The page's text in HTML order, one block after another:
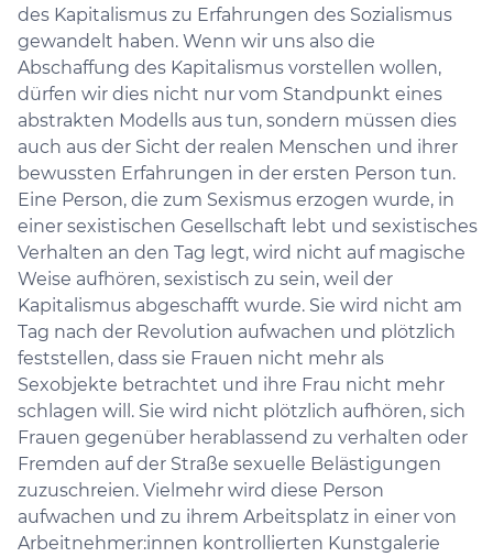
des Kapitalismus zu Erfahrungen des Sozialismus
gewandelt haben. Wenn wir uns also die
Abschaffung des Kapitalismus vorstellen wollen,
dürfen wir dies nicht nur vom Standpunkt eines
abstrakten Modells aus tun, sondern müssen dies
auch aus der Sicht der realen Menschen und ihrer
bewussten Erfahrungen in der ersten Person tun.
Eine Person, die zum Sexismus erzogen wurde, in
einer sexistischen Gesellschaft lebt und sexistisches
Verhalten an den Tag legt, wird nicht auf magische
Weise aufhören, sexistisch zu sein, weil der
Kapitalismus abgeschafft wurde. Sie wird nicht am
Tag nach der Revolution aufwachen und plötzlich
feststellen, dass sie Frauen nicht mehr als
Sexobjekte betrachtet und ihre Frau nicht mehr
schlagen will. Sie wird nicht plötzlich aufhören, sich
Frauen gegenüber herablassend zu verhalten oder
Fremden auf der Straße sexuelle Belästigungen
zuzuschreien. Vielmehr wird diese Person
aufwachen und zu ihrem Arbeitsplatz in einer von
Arbeitnehmer:innen kontrollierten Kunstgalerie